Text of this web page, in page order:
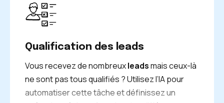
Qualification des leads
Vous recevez de nombreuxleadsmais ceux-là
ne sont pas tous qualifiés ? Utilisez l’IA pour
automatiser cette tâche et définissez un